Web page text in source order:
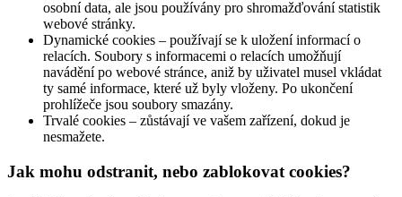
osobní data, ale jsou používány pro shromažďování statistik
webové stránky.
Dynamické cookies – používají se k uložení informací o
relacích. Soubory s informacemi o relacích umožňují
navádění po webové stránce, aniž by uživatel musel vkládat
ty samé informace, které už byly vloženy. Po ukončení
prohlížeče jsou soubory smazány.
Trvalé cookies – zůstávají ve vašem zařízení, dokud je
nesmažete.
Jak mohu odstranit, nebo zablokovat cookies?